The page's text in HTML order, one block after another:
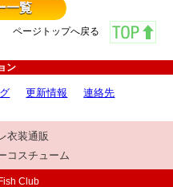
一覧
ページトップへ戻る
ン
更新情報 連絡先
衣装通販
コスチューム
Club